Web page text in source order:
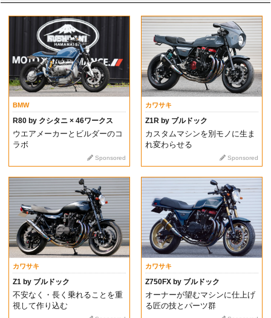
BMW
R80 by クシタニ × 46ワークス
ウエアメーカーとビルダーのコ
ラボ
Sponsored
カワサキ
Z1R by ブルドック
カスタムマシンを別モノに生ま
れ変わらせる
Sponsored
カワサキ
Z1 by ブルドック
不安なく・長く乗れることを重
視して作り込む
カワサキ
Z750FX by ブルドック
オーナーが望むマシンに仕上げ
る匠の技とパーツ群